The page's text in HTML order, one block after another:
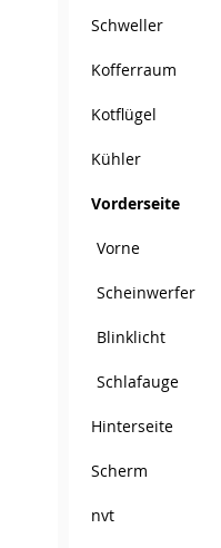
HINZUFÜGEN
VERGLEICHSLISTE
HINZUFÜGEN
In den Warenkorb
In den Warenkorb
Schweller
Kofferraum
Kotflügel
Kühler
Vorderseite
Vorne
Scheinwerfer
Blinklicht
Schlafauge
Hinterseite
Scherm
nvt